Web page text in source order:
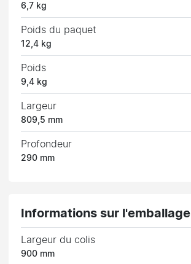
6,7 kg
Poids du paquet
12,4 kg
Poids
9,4 kg
Largeur
809,5 mm
Profondeur
290 mm
Informations sur l'emballage
Largeur du colis
900 mm